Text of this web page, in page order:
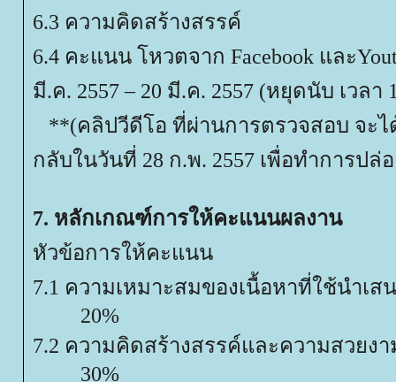
6.3 ความคิดสร้างสรรค์
6.4 คะแนน โหวตจาก Facebook และ
มี.ค. 2557 – 20 มี.ค. 2557 (หยุดนับ เวลา
**(คลิปวีดีโอ ที่ผ่านการตรวจสอบ จะไ
กลับในวันที่ 28 ก.พ. 2557 เพื่อทำการปล่
7. หลักเกณฑ์การให้คะแนนผลงาน
หัวข้อการให้คะแนน
7.1 ความเหมาะสมของเนื้อหาที่ใช้น
20%
7.2 ความคิดสร้างสรรค์และความส
30%